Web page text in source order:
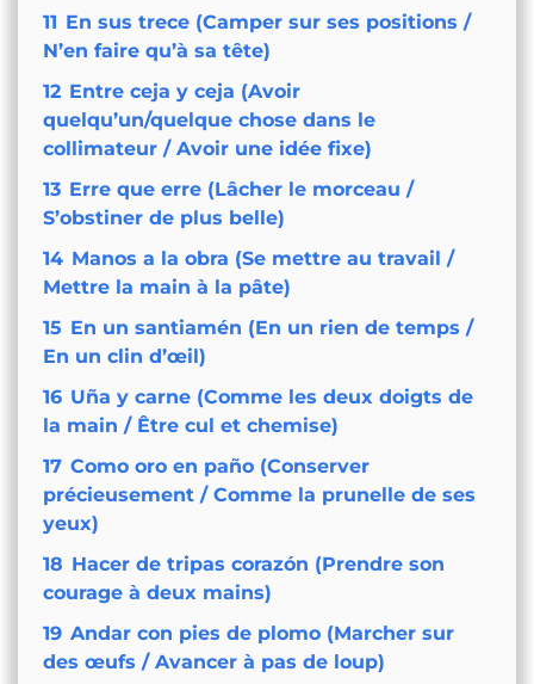
11 En sus trece (Camper sur ses positions /
N’en faire qu’à sa tête)
12 Entre ceja y ceja (Avoir
quelqu’un/quelque chose dans le
collimateur / Avoir une idée fixe)
13 Erre que erre (Lâcher le morceau /
S’obstiner de plus belle)
14 Manos a la obra (Se mettre au travail /
Mettre la main à la pâte)
15 En un santiamén (En un rien de temps /
En un clin d’œil)
16 Uña y carne (Comme les deux doigts de
la main / Être cul et chemise)
17 Como oro en paño (Conserver
précieusement / Comme la prunelle de ses
yeux)
18 Hacer de tripas corazón (Prendre son
courage à deux mains)
19 Andar con pies de plomo (Marcher sur
des œufs / Avancer à pas de loup)